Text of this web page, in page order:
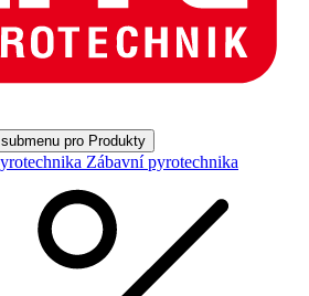
pro Produkty
Zábavní pyrotechnika